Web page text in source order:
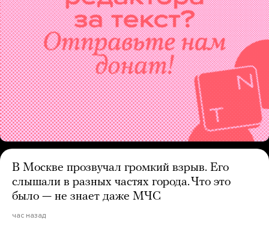
В Москве прозвучал громкий взрыв. Его
слышали в разных частях города. Что это
было — не знает даже МЧС
час назад